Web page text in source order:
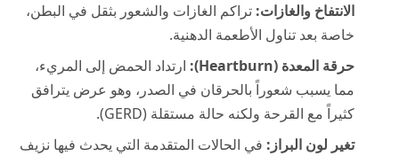
الانتفاخ والغازات: تراكم الغازات والشعور بثقل في البطن،
خاصة بعد تناول الأطعمة الدهنية.
حرقة المعدة (Heartburn):
ارتداد الحمض إلى المريء،
مما يسبب شعوراً بالحرقان في الصدر، وهو عرض يترافق
كثيراً مع القرحة ولكنه حالة مستقلة (GERD).
تغير لون البراز: في الحالات المتقدمة التي يحدث فيها نزيف